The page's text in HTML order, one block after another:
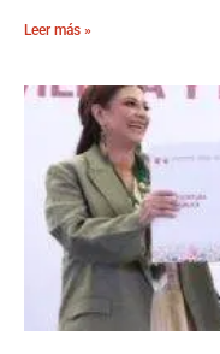
Leer más »